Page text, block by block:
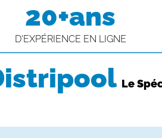
20+ans
D'EXPÉRIENCE EN LIGNE
Le